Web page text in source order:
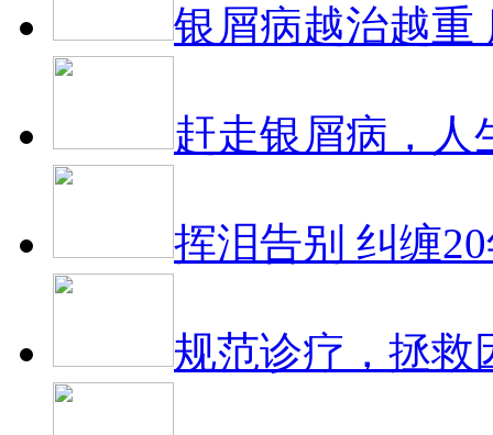
银屑病越治越重
赶走银屑病，人
挥泪告别 纠缠
规范诊疗，拯救